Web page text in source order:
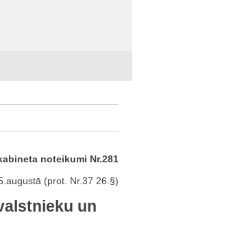
noteikumi Nr.281
(prot. Nr.37 26.§)
un